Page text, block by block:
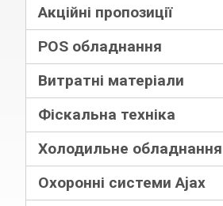
Акційні пропозиції
POS обладнання
Витратні матеріали
Фіскальна техніка
Холодильне обладнання
Охоронні системи Ajax